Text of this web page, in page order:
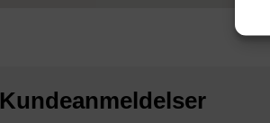
Kundeanmeldelser